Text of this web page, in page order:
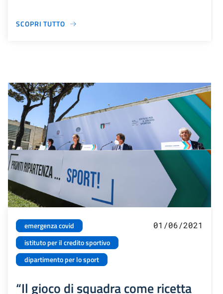
SCOPRI TUTTO
emergenza covid
istituto per il credito sportivo
dipartimento per lo sport
01/06/2021
“Il gioco di squadra come ricetta